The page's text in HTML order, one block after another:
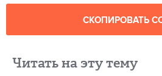
СКОПИРОВАТЬ
Читать на эту тему